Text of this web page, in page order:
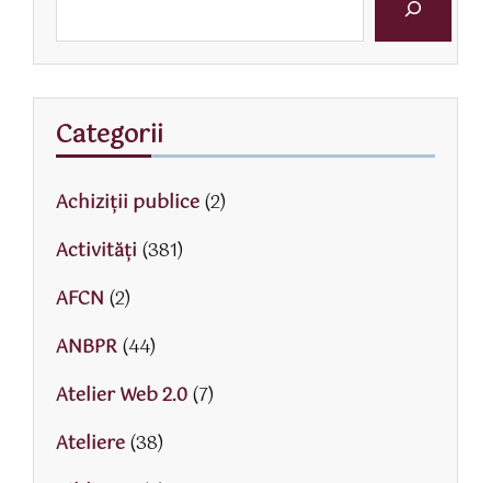
Categorii
Achiziții publice(2)
Activităţi (381)
AFCN (2)
ANBPR(44)
Atelier Web 2.0(7)
Ateliere(38)